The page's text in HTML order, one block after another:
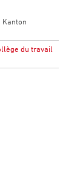
Kanton
du travail